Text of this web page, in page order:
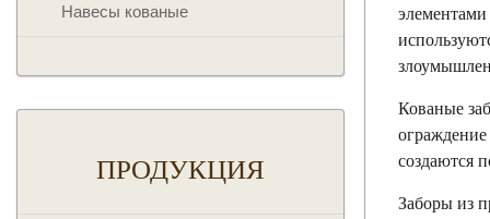
Кованые
создаются
Заборы из
Навесы кованые
ПРОДУКЦИЯ